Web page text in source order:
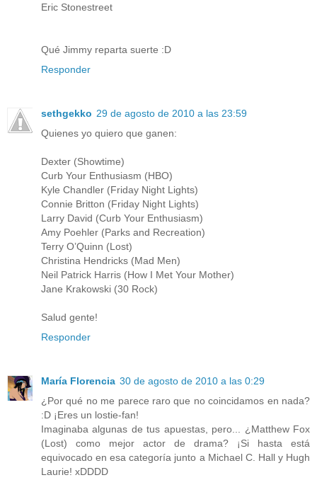
Eric Stonestreet
Qué Jimmy reparta suerte :D
Responder
sethgekko 29 de agosto de 2010 a las 23:59
Quienes yo quiero que ganen:
Dexter (Showtime)
Curb Your Enthusiasm (HBO)
Kyle Chandler (Friday Night Lights)
Connie Britton (Friday Night Lights)
Larry David (Curb Your Enthusiasm)
Amy Poehler (Parks and Recreation)
Terry O’Quinn (Lost)
Christina Hendricks (Mad Men)
Neil Patrick Harris (How I Met Your Mother)
Jane Krakowski (30 Rock)
Salud gente!
Responder
María Florencia 30 de agosto de 2010 a las 0:29
¿Por qué no me parece raro que no coincidamos en nada?
:D ¡Eres un lostie-fan!
Imaginaba algunas de tus apuestas, pero... ¿Matthew Fox
(Lost) como mejor actor de drama? ¡Si hasta está
equivocado en esa categoría junto a Michael C. Hall y Hugh
Laurie! xDDDD